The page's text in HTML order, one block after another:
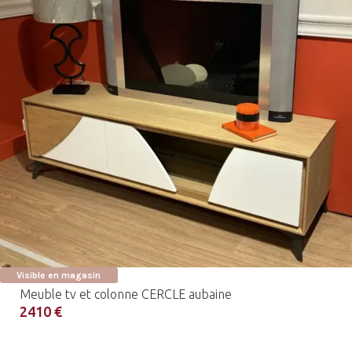
Visible en magasin
Meuble tv et colonne CERCLE aubaine
2410 €